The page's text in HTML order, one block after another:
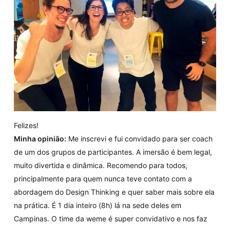
Felizes!
Minha opinião: Me inscrevi e fui convidado para ser coach
de um dos grupos de participantes. A imersão é bem legal,
muito divertida e dinâmica. Recomendo para todos,
principalmente para quem nunca teve contato com a
abordagem do Design Thinking e quer saber mais sobre ela
na prática. É 1 dia inteiro (8h) lá na sede deles em
Campinas. O time da weme é super convidativo e nos faz